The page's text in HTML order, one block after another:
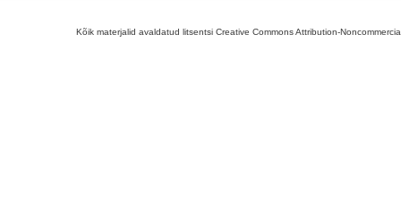
Kõik materjalid avaldatud litsentsi Creative Commons Attribution-